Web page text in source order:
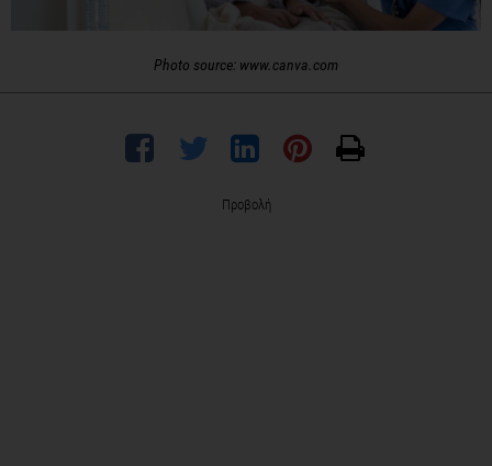
Photo source: www.canva.com
Προβολή